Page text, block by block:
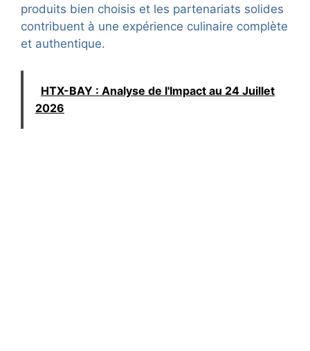
produits bien choisis et les partenariats solides
contribuent à une expérience culinaire complète
et authentique.
HTX-BAY : Analyse de l'Impact au 24 Juillet
2026